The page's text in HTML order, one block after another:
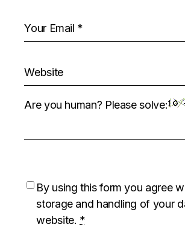
Are you human? Please solve:
By using this form you agree
storage and handling of your
website. *